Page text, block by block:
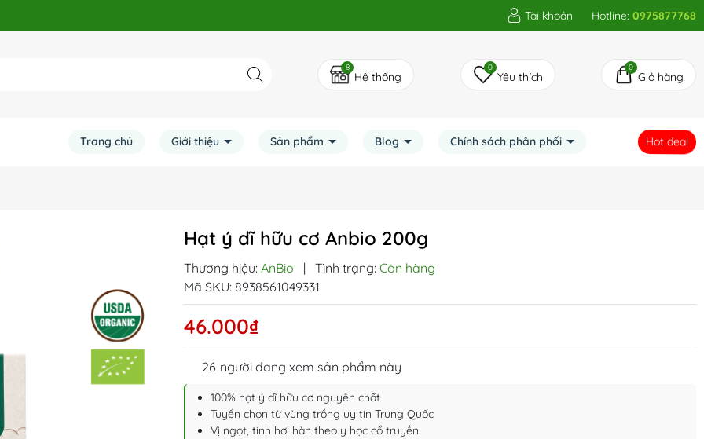
Tài khoản Hotline: 0975877768
8
Hệ thống
0
Yêu thích
0
Giỏ hàng
Trang chủ Giới thiệu Sản phẩm Blog Chính sách phân phối Hot deal
Hạt ý dĩ hữu cơ Anbio 200g
Thương hiệu: AnBio | Tình trạng: Còn hàng
Mã SKU: 8938561049331
46.000₫
26 người đang xem sản phẩm này
100% hạt ý dĩ hữu cơ nguyên chất
Tuyển chọn từ vùng trồng uy tín Trung Quốc
Vị ngọt, tính hơi hàn theo y học cổ truyền